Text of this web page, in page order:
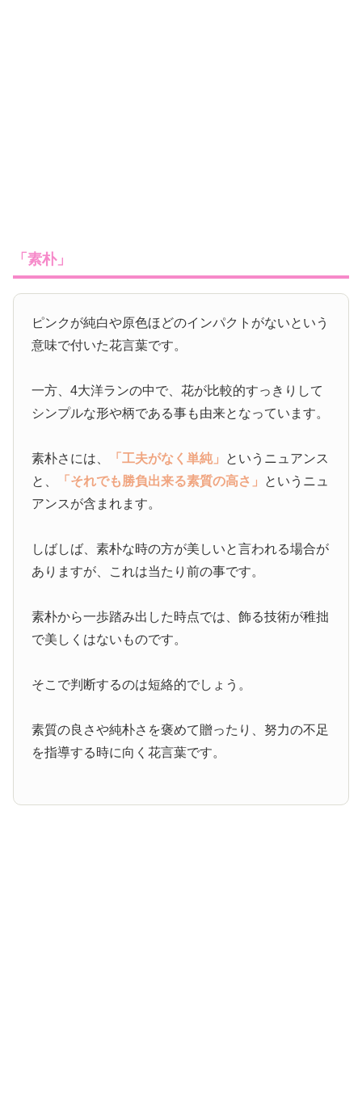
「素朴」
ピンクが純白や原色ほどのインパクトがないという
意味で付いた花言葉です。
一方、4大洋ランの中で、花が比較的すっきりして
シンプルな形や柄である事も由来となっています。
素朴さには、 「工夫がなく単純」 というニュアンス
と、
「それでも勝負出来る素質の高さ」 というニュ
アンスが含まれます。
しばしば、素朴な時の方が美しいと言われる場合が
ありますが、これは当たり前の事です。
素朴から一歩踏み出した時点では、飾る技術が稚拙
で美しくはないものです。
そこで判断するのは短絡的でしょう。
素質の良さや純朴さを褒めて贈ったり、努力の不足
を指導する時に向く花言葉です。